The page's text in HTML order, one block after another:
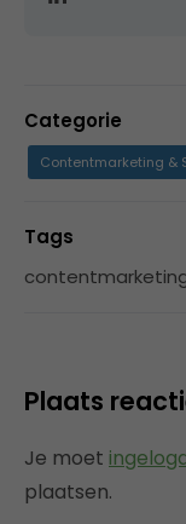
Categorie
Contentmarketing &
Tags
Plaats
Je moet
plaatsen.